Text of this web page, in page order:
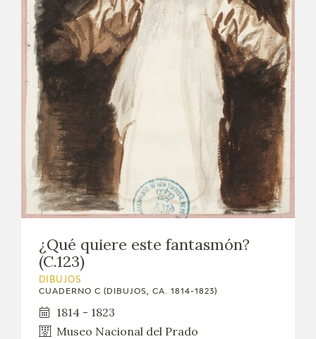
¿Qué quiere este fantasmón?
(C.123)
DIBUJOS
CUADERNO C (DIBUJOS, CA. 1814-1823)
1814 - 1823
Museo Nacional del Prado